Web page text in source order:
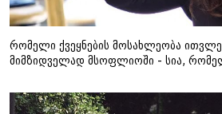
რომელი ქვეყნების მოსახლეობა
მიმზიდველად მსოფლიოში - სია,